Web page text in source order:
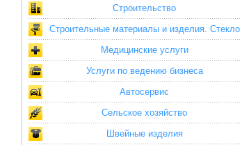
Строительство
Строительные материалы и изделия. Стекло
Медицинские услуги
Услуги по ведению бизнеса
Автосервис
Сельское хозяйство
Швейные изделия